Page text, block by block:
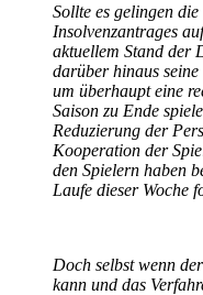
Sollte es gelingen
Insolvenzantrages
aktuellem Stand der
darüber hinaus seine
um überhaupt eine
Saison zu Ende
Reduzierung der
Kooperation der
den Spielern haben
Laufe dieser Woche
Doch selbst wenn
kann und das